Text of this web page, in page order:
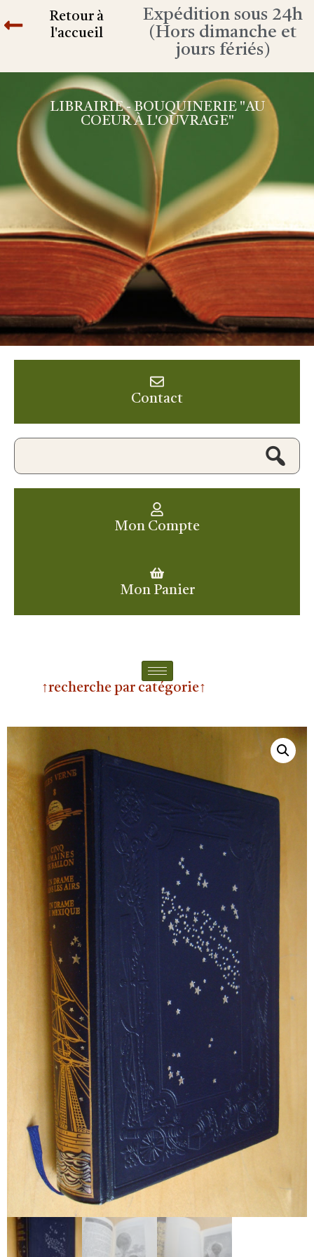
Retour à
l'accueil
Expédition sous 24h
(Hors dimanche et
jours fériés)
LIBRAIRIE - BOUQUINERIE "AU
COEUR À L'OUVRAGE"
Contact
Mon Compte
Mon Panier
↑recherche par catégorie↑